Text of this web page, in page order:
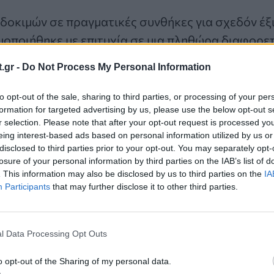
- Do Not Process My Personal Information
opt-out of the sale, sharing to third parties, or processing of your
for targeted advertising by us, please use the below opt-out
selection. Please note that after your opt-out request is processed
interest-based ads based on personal information utilized by us
to third parties prior to your opt-out. You may separately
of your personal information by third parties on the IAB’s list of
This information may also be disclosed by us to third parties on the
Participants that may further disclose it to other third parties.
Data Processing Opt Outs
opt-out of the Sharing of my personal data.
σε πραγματικές συνθήκες για σχεδόν
με επιτυχία σε μια πληθώρα
κάμπινγκ κατά τη διάρκεια προβολής
φως για τη συναρμολόγηση ενός ποδηλάτου.
ενέργειας σε φορητό υπολογιστή κατά τη
του κάτω μέρους ενός δαπέδου μετά
στενών και σκοτεινών σημείων, καθώς με
να χωρέσει σε πολύ περιορισμένους